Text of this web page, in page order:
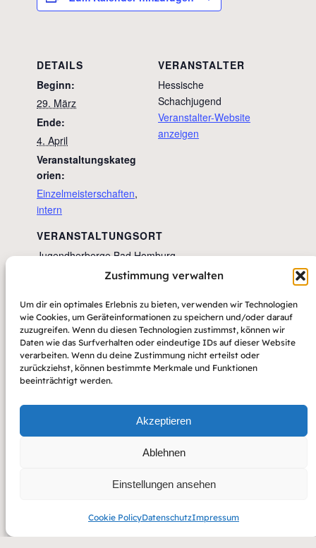
Zustimmung verwalten
Um dir ein optimales Erlebnis zu bieten, verwenden wir Technologien
wie Cookies, um Geräteinformationen zu speichern und/oder darauf
zuzugreifen. Wenn du diesen Technologien zustimmst, können wir
Daten wie das Surfverhalten oder eindeutige IDs auf dieser Website
verarbeiten. Wenn du deine Zustimmung nicht erteilst oder
zurückziehst, können bestimmte Merkmale und Funktionen
beeinträchtigt werden.
Akzeptieren
Ablehnen
Einstellungen ansehen
Cookie PolicyDatenschutzImpressum
DETAILS
Beginn:
29. März
Ende:
4. April
Veranstaltungskateg
orien:
Einzelmeisterschaften,
intern
VERANSTALTUNGSORT
Jugendherberge Bad Homburg
Google Karte anzeigen
Telefon
0617223950
Veranstaltungsort-Website anzeigen
VERANSTALTER
Hessische
Schachjugend
Veranstalter-Website
anzeigen
U12 2026